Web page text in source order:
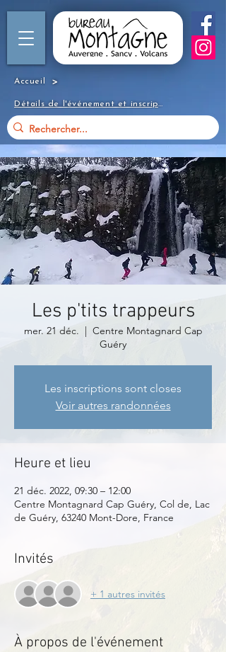
Accueil >
Détails de l'événement et inscription
Les p'tits trappeurs
mer. 21 déc.
  |
Centre Montagnard Cap
Guéry
Les inscriptions sont closes
Voir autres randonnées
Heure et lieu
21 déc. 2022, 09:30 – 12:00
Centre Montagnard Cap Guéry, Col de, Lac
de Guéry, 63240 Mont-Dore, France
Invités
+ 1 autres invités
À propos de l'événement